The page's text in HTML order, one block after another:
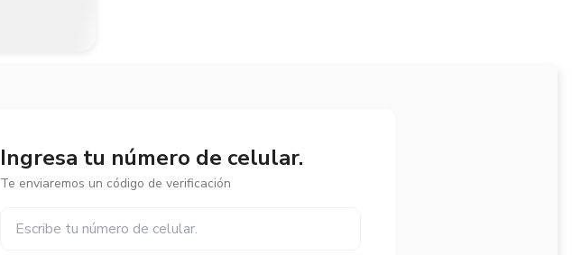
Ingresa tu número de celular.
Te enviaremos un código de verificación